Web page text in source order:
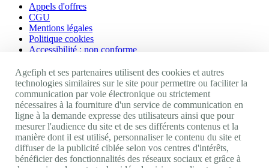
Appels d'offres
CGU
Mentions légales
Politique cookies
Accessibilité : non conforme
Nos autres sites
Site portail Agefiph
Activateur de progrès
Handinnov
Innovation et recherche
Université du RRH
Service AppuiPro
Agefiph et ses partenaires utilisent des cookies et autres
technologies similaires sur le site pour permettre ou faciliter la
communication par voie électronique ou strictement
nécessaires à la fourniture d'un service de communication en
ligne à la demande expresse des utilisateurs ainsi que pour
mesurer l'audience du site et de ses différents contenus et la
manière dont il est utilisé, personnaliser le contenu du site et
diffuser de la publicité ciblée selon vos centres d'intérêts,
bénéficier des fonctionnalités des réseaux sociaux et grâce à